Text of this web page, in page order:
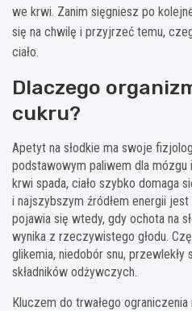
we krwi. Zanim sięgniesz po
się na chwilę i przyjrzeć temu,
ciało.
Dlaczego
cukru?
Apetyt na słodkie ma swoje
podstawowym paliwem dla
krwi spada, ciało szybko domaga
i najszybszym źródłem energii
pojawia się wtedy, gdy ochota na
wynika z rzeczywistego głodu.
glikemia, niedobór snu, przewlekły
składników odżywczych.
Kluczem do trwałego